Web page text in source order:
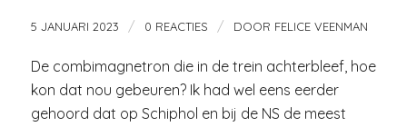
5 JANUARI 2023 / 0 REACTIES / DOOR FELICE VEENMAN
De combimagnetron die in de trein achterbleef, hoe
kon dat nou gebeuren? Ik had wel eens eerder
gehoord dat op Schiphol en bij de NS de meest